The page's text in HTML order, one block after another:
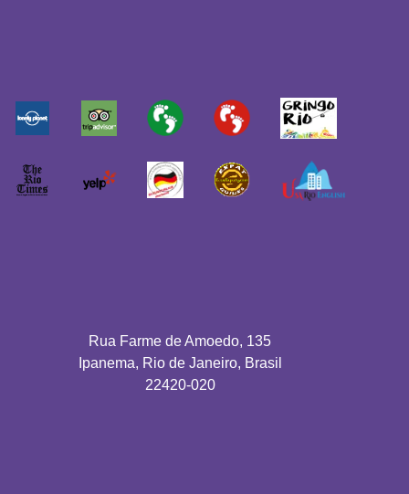
Rua Farme de Amoedo, 135
Ipanema, Rio de Janeiro, Brasil
22420-020